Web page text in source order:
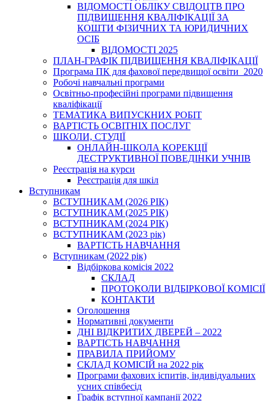
ВІДОМОСТІ ОБЛІКУ СВІДОЦТВ ПРО
ПІДВИЩЕННЯ КВАЛІФІКАЦІЇ ЗА
КОШТИ ФІЗИЧНИХ ТА ЮРИДИЧНИХ
ОСІБ
ВІДОМОСТІ 2025
ПЛАН-ГРАФІК ПІДВИЩЕННЯ КВАЛІФІКАЦІЇ
Програма ПК для фахової передвищої освіти_2020
Робочі навчальні програми
Освітньо-професійні програми підвищення
кваліфікації
ТЕМАТИКА ВИПУСКНИХ РОБІТ
ВАРТІСТЬ ОСВІТНІХ ПОСЛУГ
ШКОЛИ, СТУДІЇ
ОНЛАЙН-ШКОЛА КОРЕКЦІЇ
ДЕСТРУКТИВНОЇ ПОВЕДІНКИ УЧНІВ
Реєстрація на курси
Реєстрація для шкіл
Вступникам
ВСТУПНИКАМ (2026 РІК)
ВСТУПНИКАМ (2025 РІК)
ВСТУПНИКАМ (2024 РІК)
ВСТУПНИКАМ (2023 рік)
ВАРТІСТЬ НАВЧАННЯ
Вступникам (2022 рік)
Відбіркова комісія 2022
СКЛАД
ПРОТОКОЛИ ВІДБІРКОВОЇ КОМІСІЇ
КОНТАКТИ
Оголошення
Нормативні документи
ДНІ ВІДКРИТИХ ДВЕРЕЙ – 2022
ВАРТІСТЬ НАВЧАННЯ
ПРАВИЛА ПРИЙОМУ
СКЛАД КОМІСІЙ на 2022 рік
Програми фахових іспитів, індивідуальних
усних співбесід
Графік вступної кампанії 2022